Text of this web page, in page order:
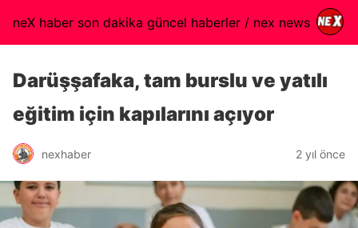
neX haber son dakika güncel haberler / nex news
Darüşşafaka, tam burslu ve yatılı
eğitim için kapılarını açıyor
nexhaber 2 yıl önce